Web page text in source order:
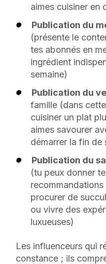
aimes cuisiner en
Publication du
(présente le
tes abonnés en
ingrédient
semaine)
Publication du
famille (dans
cuisiner un plat
aimes savourer
démarrer la fin de
Publication du
(tu peux donner
recommandations
procurer de
ou vivre des
luxueuses)
Les influenceurs qui
constance ; ils